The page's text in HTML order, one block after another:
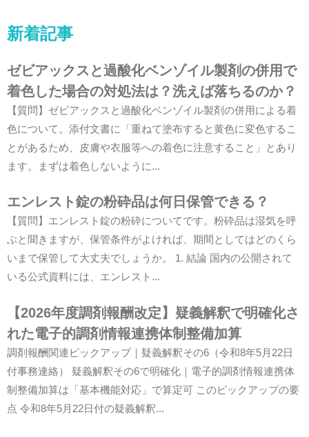
新着記事
ゼビアックスと過酸化ベンゾイル製剤の併用で
着色した場合の対処法は？洗えば落ちるのか？
【質問】ゼビアックスと過酸化ベンゾイル製剤の併用による着
色について。添付文書に「重ねて塗布すると黄色に変色するこ
とがあるため、皮膚や衣服等への着色に注意すること」とあり
ます。まずは着色しないように...
エンレスト錠の粉砕品は何日保管できる？
【質問】エンレスト錠の粉砕についてです。粉砕品は湿気を呼
ぶと聞きますが、保管条件がよければ、期間としてはどのくら
いまで保管して大丈夫でしょうか。 1. 結論 国内の公開されて
いる公式資料には、エンレスト...
【2026年度調剤報酬改定】疑義解釈で明確化さ
れた電子的調剤情報連携体制整備加算
調剤報酬関連ピックアップ｜疑義解釈その6（令和8年5月22日
付事務連絡） 疑義解釈その6で明確化｜電子的調剤情報連携体
制整備加算は「基本機能対応」で算定可 このピックアップの要
点 令和8年5月22日付の疑義解釈...